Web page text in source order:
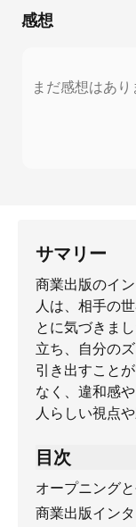
感想
まだ感想はあ
サマリー
商業出版のイ
人は、相手の
とに気づきま
立ち、自分の
引き出すこと
なく、違和感
人らしい視点
目次
オープニング
商業出版イン